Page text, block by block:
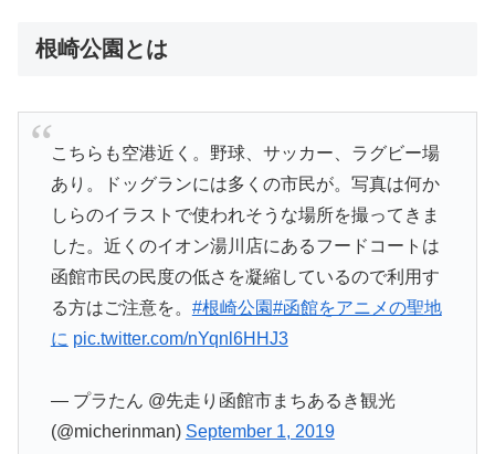
根崎公園とは
こちらも空港近く。野球、サッカー、ラグビー場
あり。ドッグランには多くの市民が。写真は何か
しらのイラストで使われそうな場所を撮ってきま
した。近くのイオン湯川店にあるフードコートは
函館市民の民度の低さを凝縮しているので利用す
る方はご注意を。 #根崎公園#函館をアニメの聖地
に pic.twitter.com/nYqnl6HHJ3
— プラたん @先走り函館市まちあるき観光
(@micherinman) September 1, 2019